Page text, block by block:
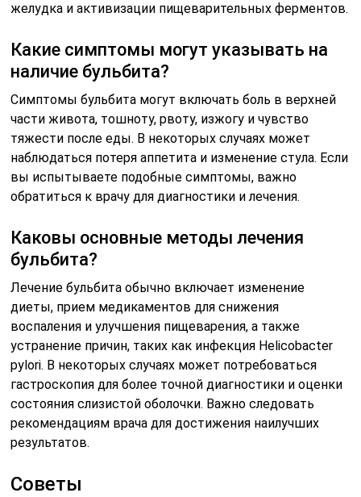
желудка и активизации пищеварительных ферментов.
Какие симптомы могут указывать на
наличие бульбита?
Симптомы бульбита могут включать боль в верхней
части живота, тошноту, рвоту, изжогу и чувство
тяжести после еды. В некоторых случаях может
наблюдаться потеря аппетита и изменение стула. Если
вы испытываете подобные симптомы, важно
обратиться к врачу для диагностики и лечения.
Каковы основные методы лечения
бульбита?
Лечение бульбита обычно включает изменение
диеты, прием медикаментов для снижения
воспаления и улучшения пищеварения, а также
устранение причин, таких как инфекция Helicobacter
pylori. В некоторых случаях может потребоваться
гастроскопия для более точной диагностики и оценки
состояния слизистой оболочки. Важно следовать
рекомендациям врача для достижения наилучших
результатов.
Советы